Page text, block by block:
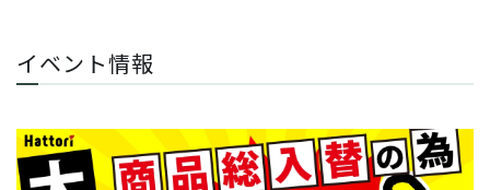
イベント情報